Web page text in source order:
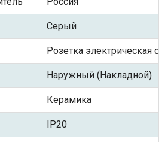
Серый
Розетка электрическая с
Наружный (Накладной)
Керамика
IP20